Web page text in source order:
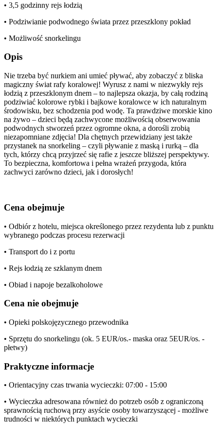
• 3,5 godzinny rejs łodzią
• Podziwianie podwodnego świata przez przeszklony pokład
• Możliwość snorkelingu
Opis
Nie trzeba być nurkiem ani umieć pływać, aby zobaczyć z bliska
magiczny świat rafy koralowej! Wyrusz z nami w niezwykły rejs
łodzią z przeszklonym dnem – to najlepsza okazja, by całą rodziną
podziwiać kolorowe rybki i bajkowe koralowce w ich naturalnym
środowisku, bez schodzenia pod wodę. Ta prawdziwe morskie kino
na żywo – dzieci będą zachwycone możliwością obserwowania
podwodnych stworzeń przez ogromne okna, a dorośli zrobią
niezapomniane zdjęcia! Dla chętnych przewidziany jest także
przystanek na snorkeling – czyli pływanie z maską i rurką – dla
tych, którzy chcą przyjrzeć się rafie z jeszcze bliższej perspektywy.
To bezpieczna, komfortowa i pełna wrażeń przygoda, która
zachwyci zarówno dzieci, jak i dorosłych!
Cena obejmuje
• Odbiór z hotelu, miejsca określonego przez rezydenta lub z punktu
wybranego podczas procesu rezerwacji
• Transport do i z portu
• Rejs łodzią ze szklanym dnem
• Obiad i napoje bezalkoholowe
Cena nie obejmuje
• Opieki polskojęzycznego przewodnika
• Sprzętu do snorkelingu (ok. 5 EUR/os.- maska oraz 5EUR/os. -
płetwy)
Praktyczne informacje
• Orientacyjny czas trwania wycieczki: 07:00 - 15:00
• Wycieczka adresowana również do potrzeb osób z ograniczoną
sprawnością ruchową przy asyście osoby towarzyszącej - możliwe
trudności w niektórych punktach wycieczki